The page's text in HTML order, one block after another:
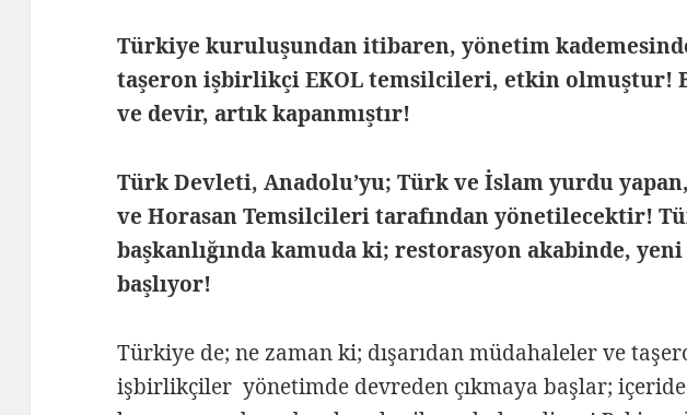
Türkiye kuruluşundan itibaren, yönetim
taşeron işbirlikçi EKOL temsilcileri, etkin olmuştur!
ve devir, artık kapanmıştır!
Türk Devleti, Anadolu’yu; Türk ve İslam yurdu
ve Horasan Temsilcileri tarafından yönetilecektir!
başkanlığında kamuda ki; restorasyon akabinde,
başlıyor!
Türkiye de; ne zaman ki; dışarıdan müdahaleler ve
işbirlikçiler yönetimde devreden çıkmaya başlar;